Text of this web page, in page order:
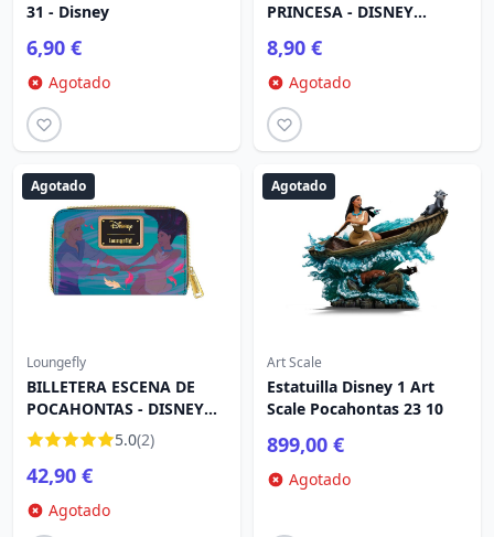
31 - Disney
6,90 €
Agotado
PRINCESA - DISNEY
8,90 €
Agotado
Agotado
Loungefly
BILLETERA ESCENA DE
POCAHONTAS - DISNEY
LOUNGEFLY5.0(2)
42,90 €
Agotado
Agotado
Art Scale
Estatuilla Disney 1 Art
Scale Pocahontas 23 10
899,00 €
Agotado